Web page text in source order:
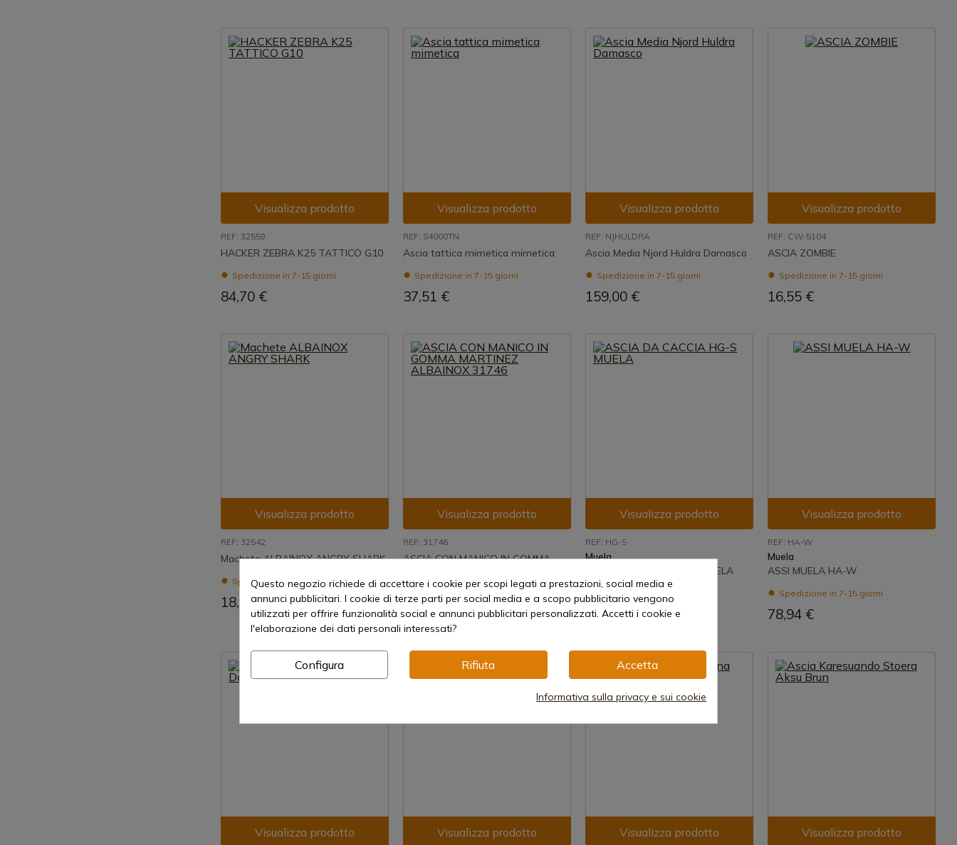
Visualizza prodotto
REF: 32559
HACKER ZEBRA K25 TATTICO G10
Spedizione in 7-15 giorni
84,70 €
Visualizza prodotto
REF: S4000TN
Ascia tattica mimetica mimetica
Spedizione in 7-15 giorni
37,51 €
Visualizza prodotto
REF: NJHULDRA
Ascia Media Njord Huldra Damasco
Spedizione in 7-15 giorni
159,00 €
Visualizza prodotto
REF: CW-5104
ASCIA ZOMBIE
Spedizione in 7-15 giorni
16,55 €
Visualizza prodotto
REF: 32542
Machete ALBAINOX ANGRY SHARK
Spedizione in 7-15 giorni
18,88 €
Visualizza prodotto
REF: 31746
ASCIA CON MANICO IN GOMMA
Spedizione in 7-15 giorni
26,31 €
Visualizza prodotto
REF: HG-S
Muela
ASCIA DA CACCIA HG-S MUELA
Spedizione in 7-15 giorni
84,96 €
Visualizza prodotto
REF: HA-W
Muela
ASSI MUELA HA-W
Spedizione in 7-15 giorni
78,94 €
Visualizza prodotto Visualizza prodotto Visualizza prodotto Visualizza prodotto
Questo negozio richiede di accettare i cookie per scopi legati a prestazioni, social media e
annunci pubblicitari. I cookie di terze parti per social media e a scopo pubblicitario vengono
utilizzati per offrire funzionalità social e annunci pubblicitari personalizzati. Accetti i cookie e
l'elaborazione dei dati personali interessati?
Configura Rifiuta Accetta
Informativa sulla privacy e sui cookie